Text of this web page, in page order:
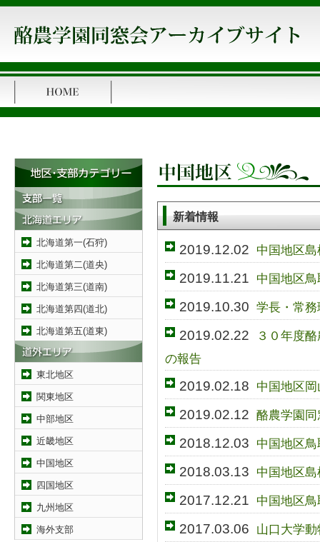
北海道第一(石狩)
北海道第二(道央)
北海道第三(道南)
北海道第四(道北)
北海道第五(道東)
東北地区
関東地区
中部地区
近畿地区
中国地区
四国地区
九州地区
海外支部
新着情報
2019.12.02 中国地区
2019.11.21 中国地区
2019.10.30 学長・常
2019.02.22
３０年度
の報告
2019.02.18 中国地区
2019.02.12 酪農学園
2018.12.03 中国地区
2018.03.13 中国地区
2017.12.21 中国地区
2017.03.06 山口大学